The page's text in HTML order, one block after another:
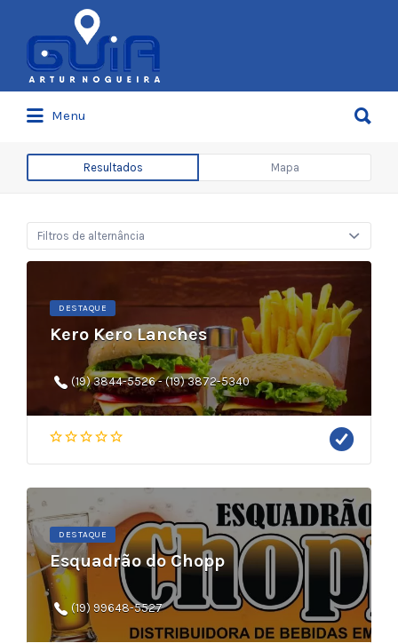
Procurar:
Menu
Resultados Mapa
Filtros de alternância
DESTAQUE
Kero Kero Lanches
(19) 3844-5526 - (19) 3872-5340
DESTAQUE
Esquadrão do Chopp
(19) 99648-5527